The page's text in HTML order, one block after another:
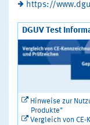
https://
DGUV Test
Hinweise zur
Produkte"
Vergleich von CE-